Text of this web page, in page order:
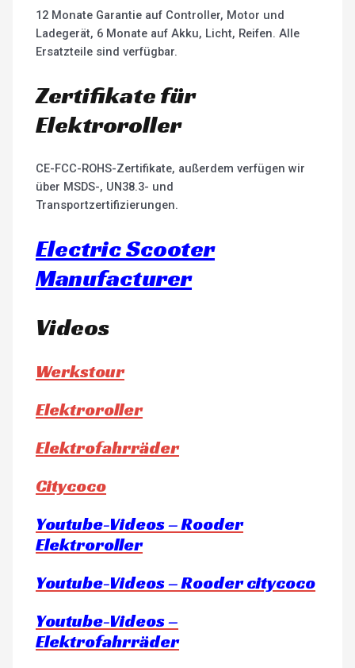
12 Monate Garantie auf Controller, Motor und
Ladegerät, 6 Monate auf Akku, Licht, Reifen. Alle
Ersatzteile sind verfügbar.
Zertifikate für
Elektroroller
CE-FCC-ROHS-Zertifikate, außerdem verfügen wir
über MSDS-, UN38.3- und
Transportzertifizierungen.
Electric Scooter
Manufacturer
Videos
Werkstour
Elektroroller
Elektrofahrräder
Citycoco
Youtube-Videos – Rooder
Elektroroller
Youtube-Videos – Rooder citycoco
Youtube-Videos –
Elektrofahrräder